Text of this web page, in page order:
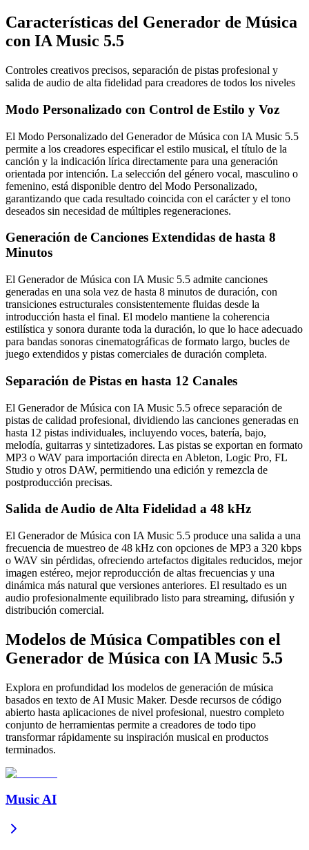
Características del Generador de Música
con IA Music 5.5
Controles creativos precisos, separación de pistas profesional y
salida de audio de alta fidelidad para creadores de todos los niveles
Modo Personalizado con Control de Estilo y Voz
El Modo Personalizado del Generador de Música con IA Music 5.5
permite a los creadores especificar el estilo musical, el título de la
canción y la indicación lírica directamente para una generación
orientada por intención. La selección del género vocal, masculino o
femenino, está disponible dentro del Modo Personalizado,
garantizando que cada resultado coincida con el carácter y el tono
deseados sin necesidad de múltiples regeneraciones.
Generación de Canciones Extendidas de hasta 8
Minutos
El Generador de Música con IA Music 5.5 admite canciones
generadas en una sola vez de hasta 8 minutos de duración, con
transiciones estructurales consistentemente fluidas desde la
introducción hasta el final. El modelo mantiene la coherencia
estilística y sonora durante toda la duración, lo que lo hace adecuado
para bandas sonoras cinematográficas de formato largo, bucles de
juego extendidos y pistas comerciales de duración completa.
Separación de Pistas en hasta 12 Canales
El Generador de Música con IA Music 5.5 ofrece separación de
pistas de calidad profesional, dividiendo las canciones generadas en
hasta 12 pistas individuales, incluyendo voces, batería, bajo,
melodía, guitarras y sintetizadores. Las pistas se exportan en formato
MP3 o WAV para importación directa en Ableton, Logic Pro, FL
Studio y otros DAW, permitiendo una edición y remezcla de
postproducción precisas.
Salida de Audio de Alta Fidelidad a 48 kHz
El Generador de Música con IA Music 5.5 produce una salida a una
frecuencia de muestreo de 48 kHz con opciones de MP3 a 320 kbps
o WAV sin pérdidas, ofreciendo artefactos digitales reducidos, mejor
imagen estéreo, mejor reproducción de altas frecuencias y una
dinámica más natural que versiones anteriores. El resultado es un
audio profesionalmente equilibrado listo para streaming, difusión y
distribución comercial.
Modelos de Música Compatibles con el
Generador de Música con IA Music 5.5
Explora en profundidad los modelos de generación de música
basados en texto de AI Music Maker. Desde recursos de código
abierto hasta aplicaciones de nivel profesional, nuestro completo
conjunto de herramientas permite a creadores de todo tipo
transformar rápidamente su inspiración musical en productos
terminados.
Music AI